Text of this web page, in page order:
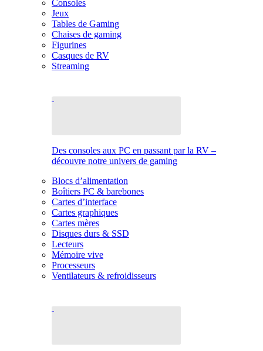
Consoles
Jeux
Tables de Gaming
Chaises de gaming
Figurines
Casques de RV
Streaming
Des consoles aux PC en passant par la RV –
découvre notre univers de gaming
Blocs d’alimentation
Boîtiers PC & barebones
Cartes d’interface
Cartes graphiques
Cartes mères
Disques durs & SSD
Lecteurs
Mémoire vive
Processeurs
Ventilateurs & refroidisseurs